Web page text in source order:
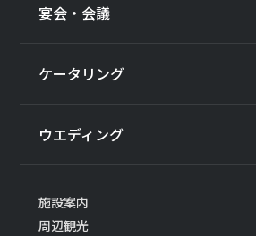
宴会・会議
ケータリング
ウエディング
施設案内
周辺観光